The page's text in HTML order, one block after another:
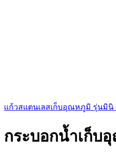
แก้วสแตนเลสเก็บอุณหภูมิ รุ่นมินิ
กระบอกน้ำเก็บ